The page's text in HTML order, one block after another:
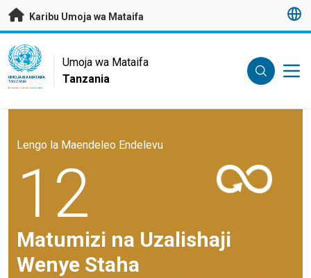
Nenda kwenye maudhui husika
Karibu Umoja wa Mataifa
UN Logo
UMOJA WA MATAIFA
TANZANIA
Umoja wa Mataifa
Tanzania
Lengo la Maendeleo Endelevu
12
Matumizi na Uzalishaji
Wenye Staha